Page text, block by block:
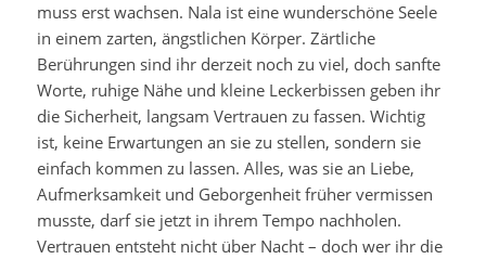
muss erst wachsen. Nala ist eine wunderschöne Seele
in einem zarten, ängstlichen Körper. Zärtliche
Berührungen sind ihr derzeit noch zu viel, doch sanfte
Worte, ruhige Nähe und kleine Leckerbissen geben ihr
die Sicherheit, langsam Vertrauen zu fassen. Wichtig
ist, keine Erwartungen an sie zu stellen, sondern sie
einfach kommen zu lassen. Alles, was sie an Liebe,
Aufmerksamkeit und Geborgenheit früher vermissen
musste, darf sie jetzt in ihrem Tempo nachholen.
Vertrauen entsteht nicht über Nacht – doch wer ihr die